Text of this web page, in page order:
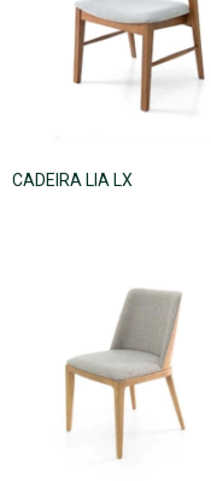
CADEIRA LIA LX